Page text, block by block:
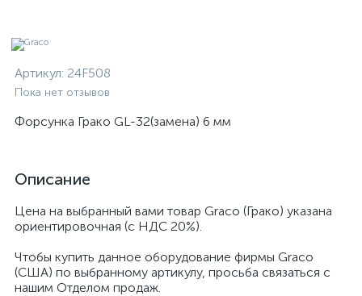
Артикул: 24F508
Пока нет отзывов
Форсунка Грако GL-32(замена) 6 мм
Описание
Цена на выбранный вами товар Graco (Грако) указана
ориентировочная (с НДС 20%).
Чтобы купить данное оборудование фирмы Graco
(США) по выбранному артикулу, просьба связаться с
нашим Отделом продаж.